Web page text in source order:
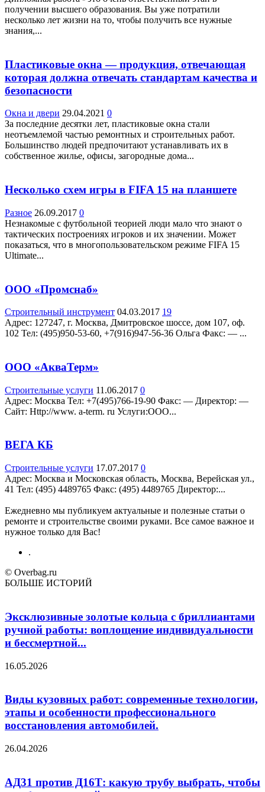
получении высшего образования. Вы уже потратили
несколько лет жизни на то, чтобы получить все нужные
знания,...
Пластиковые окна — продукция, отвечающая
которая должна отвечать стандартам качества и
безопасности
Окна и двери 29.04.2021 0
За последние десятки лет, пластиковые окна стали
неотъемлемой частью ремонтных и строительных работ.
Большинство людей предпочитают устанавливать их в
собственное жилье, офисы, загородные дома...
Несколько схем игры в FIFA 15 на планшете
Разное 26.09.2017 0
Незнакомые с футбольной теорией люди мало что знают о
тактических построениях игроков и их значении. Может
показаться, что в многопользовательском режиме FIFA 15
Ultimate...
ООО «Промснаб»
Строительный инструмент 04.03.2017 19
Адрес: 127247, г. Москва, Дмитровское шоссе, дом 107, оф.
102 Teл: (495)950-53-60, +7(916)947-56-36 Ольга Факс: — ...
ООО «АкваТерм»
Строительные услуги 11.06.2017 0
Адрес: Москва Teл: +7(495)766-19-90 Факс: — Директор: —
Сайт: Http://www. a-term. ru Услуги:ООО...
ВЕГА КБ
Строительные услуги 17.07.2017 0
Адрес: Москва и Московская область, Москва, Верейская ул.,
41 Teл: (495) 4489765 Факс: (495) 4489765 Директор:...
Ежедневно мы публикуем актуальные и полезные статьи о
ремонте и строительстве своими руками. Все самое важное и
нужное только для Вас!
.
© Overbag.ru
БОЛЬШЕ ИСТОРИЙ
Эксклюзивные золотые кольца с бриллиантами
ручной работы: воплощение индивидуальности
и бессмертной...
16.05.2026
Виды кузовных работ: современные технологии,
этапы и особенности профессионального
восстановления автомобилей.
26.04.2026
АД31 против Д16Т: какую трубу выбрать, чтобы